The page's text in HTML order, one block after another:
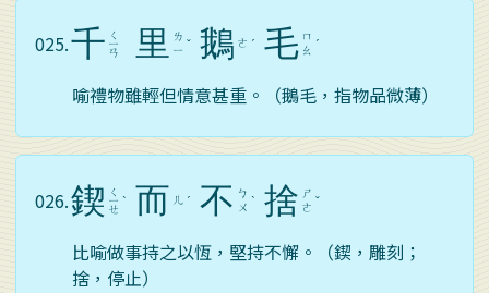
025.千 ㄑ
ㄧ
ㄢ 里
ㄌ
ㄧ ˇ 鵝 ㄜ ˊ 毛 ㄇ
ㄠ ˊ
喻禮物雖輕但情意甚重。（鵝毛，指物品微薄）
026.鍥 ㄑ
ㄧ
ㄝ
ˋ 而 ㄦ ˊ 不 ㄅ
ㄨ ˋ 捨 ㄕ
ㄜ ˇ
比喻做事持之以恆，堅持不懈。（鍥，雕刻；
捨，停止）